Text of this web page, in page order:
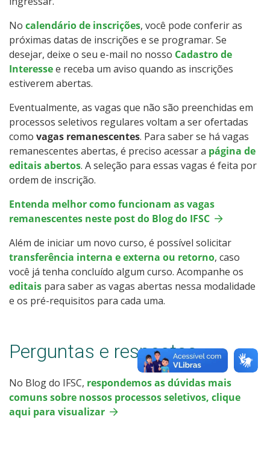
Cotas
Inscrições e acompanhamento
Orientações para Matrícula
Transferências e Retornos
Provas e Gabaritos
Estatísticas dos Processos Seletivos
No calendário de inscrições, você pode conferir as
próximas datas de inscrições e se programar. Se
desejar, deixe o seu e-mail no nosso Cadastro de
Interessee receba um aviso quando as inscrições
estiverem abertas.
Eventualmente, as vagas que não são preenchidas em
processos seletivos regulares voltam a ser ofertadas
como vagas remanescentes. Para saber se há vagas
remanescentes abertas, é preciso acessar a página de
editais abertos. A seleção para essas vagas é feita por
ordem de inscrição.
Entenda melhor como funcionam as vagas
remanescentes neste post do Blog do IFSC
Além de iniciar um novo curso, é possível solicitar
transferência interna e externa ou retorno, caso
você já tenha concluído algum curso. Acompanhe os
editais para saber as vagas abertas nessa modalidade
e os pré-requisitos para cada uma.
Perguntas e respostas
No Blog do IFSC, respondemos as dúvidas mais
comuns sobre nossos processos seletivos, clique
aqui para visualizar